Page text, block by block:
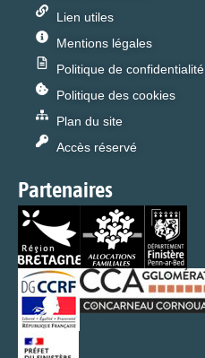
Lien utiles
Mentions légales
Politique de confidentialité
Politique des cookies
Plan du site
Accès réservé
Partenaires